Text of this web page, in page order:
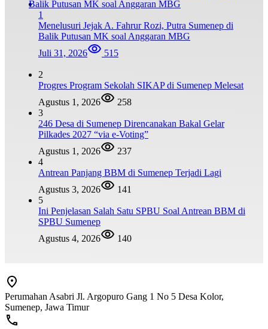
1
Menelusuri Jejak A. Fahrur Rozi, Putra Sumenep di
Balik Putusan MK soal Anggaran MBG
Juli 31, 2026
515
2
Progres Program Sekolah SIKAP di Sumenep Melesat
Agustus 1, 2026
258
3
246 Desa di Sumenep Direncanakan Bakal Gelar
Pilkades 2027 “via e-Voting”
Agustus 1, 2026
237
4
Antrean Panjang BBM di Sumenep Terjadi Lagi
Agustus 3, 2026
141
5
Ini Penjelasan Salah Satu SPBU Soal Antrean BBM di
SPBU Sumenep
Agustus 4, 2026
140
Perumahan Asabri Jl. Argopuro Gang 1 No 5 Desa Kolor,
Sumenep, Jawa Timur